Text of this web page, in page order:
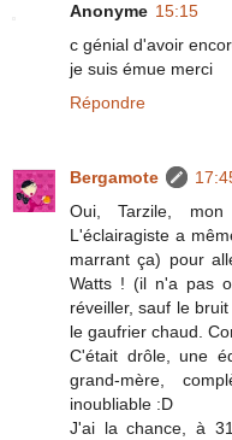
Anonyme 15:15
c génial d'avoir
je suis émue merci
Répondre
Bergamote
Oui, Tarzile,
L'éclairagiste a
marrant ça) pour
Watts ! (il n'a pas
réveiller, sauf le
le gaufrier chaud.
C'était drôle, une
grand-mère,
inoubliable :D
J'ai la chance, à